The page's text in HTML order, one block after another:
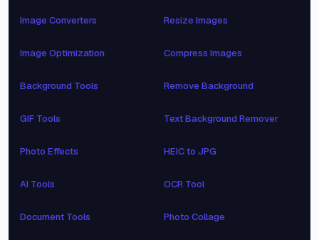
Image Converters
Image Optimization
Background Tools
GIF Tools
Photo Effects
AI Tools
Document Tools
Resize Images
Compress Images
Remove Background
Text Background Remover
HEIC to JPG
OCR Tool
Photo Collage